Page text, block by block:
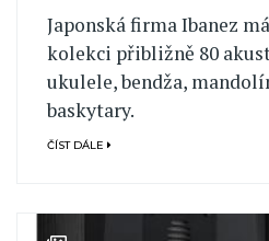
Japonská firma Ibanez
kolekci přibližně 80
ukulele, bendža,
baskytary.
ČÍST DÁLE